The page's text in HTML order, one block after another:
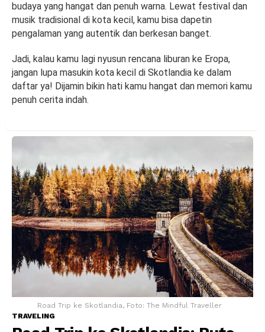
budaya yang hangat dan penuh warna. Lewat festival dan
musik tradisional di kota kecil, kamu bisa dapetin
pengalaman yang autentik dan berkesan banget.
Jadi, kalau kamu lagi nyusun rencana liburan ke Eropa,
jangan lupa masukin kota kecil di Skotlandia ke dalam
daftar ya! Dijamin bikin hati kamu hangat dan memori kamu
penuh cerita indah.
Road Trip ke Skotlandia, Foto: The Mindful Traveller
TRAVELING